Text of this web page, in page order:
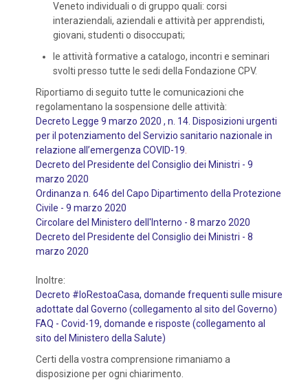
Veneto individuali o di gruppo quali: corsi
interaziendali, aziendali e attività per apprendisti,
giovani, studenti o disoccupati;
le attività formative a catalogo, incontri e seminari
svolti presso tutte le sedi della Fondazione CPV.
Riportiamo di seguito tutte le comunicazioni che
regolamentano la sospensione delle attività:
Decreto Legge 9 marzo 2020 , n. 14. Disposizioni urgenti
per il potenziamento del Servizio sanitario nazionale in
relazione all’emergenza COVID-19.
Decreto del Presidente del Consiglio dei Ministri - 9
marzo 2020
Ordinanza n. 646 del Capo Dipartimento della Protezione
Civile - 9 marzo 2020
Circolare del Ministero dell'Interno - 8 marzo 2020
Decreto del Presidente del Consiglio dei Ministri - 8
marzo 2020
Inoltre:
Decreto #IoRestoaCasa, domande frequenti sulle misure
adottate dal Governo (collegamento al sito del Governo)
FAQ - Covid-19, domande e risposte (collegamento al
sito del Ministero della Salute)
Certi della vostra comprensione rimaniamo a
disposizione per ogni chiarimento.